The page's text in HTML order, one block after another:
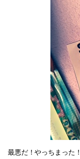
最悪だ！やっちまった！